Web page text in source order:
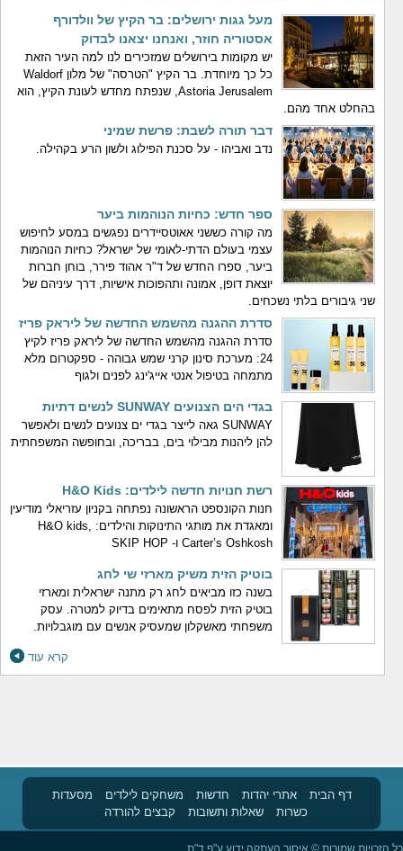
מעל גגות ירושלים: בר הקיץ של וולדורף
אסטוריה חוזר, ואנחנו יצאנו לבדוק
יש מקומות בירושלים שמזכירים לנו למה העיר הזאת
כל כך מיוחדת. בר הקיץ "הטרסה" של מלון Waldorf
Astoria Jerusalem, שנפתח מחדש לעונת הקיץ, הוא
בהחלט אחד מהם.
דבר תורה לשבת: פרשת שמיני
נדב ואביהו - על סכנת הפילוג ולשון הרע בקהילה.
ספר חדש: כחיות הנוהמות ביער
מה קורה כששני אאוטסיידרים נפגשים במסע לחיפוש
עצמי בעולם הדתי-לאומי של ישראל? כחיות הנוהמות
ביער, ספרו החדש של ד"ר אהוד פירר, בוחן חברות
יוצאת דופן, אמונה ותהפוכות אישיות, דרך עיניהם של
שני גיבורים בלתי נשכחים.
סדרת ההגנה מהשמש החדשה של ליראק פריז
סדרת ההגנה מהשמש החדשה של ליראק פריז לקיץ
24: מערכת סינון קרני שמש גבוהה - ספקטרום מלא
מתמחה בטיפול אנטי אייג'ינג לפנים ולגוף
בגדי הים הצנועים SUNWAY לנשים דתיות
SUNWAY גאה לייצר בגדי ים צנועים לנשים ולאפשר
להן ליהנות מבילוי בים, בבריכה, ובחופשה המשפחתית
רשת חנויות חדשה לילדים: H&O Kids
חנות הקונספט הראשונה נפתחה בקניון עזריאלי מודיעין
ומאגדת את מותגי התינוקות והילדים: H&O kids,
Carter’s Oshkosh ו- SKIP HOP
בוטיק הזית משיק מארזי שי לחג
בשנה כזו מביאים לחג רק מתנה ישראלית ומארזי
בוטיק הזית לפסח מתאימים בדיוק למטרה. עסק
משפחתי מאשקלון שמעסיק אנשים עם מוגבלויות.
קרא עוד
דף הבית אתרי יהדות חדשות משחקים לילדים
מסעדות
כשרות
שאלות ותשובות קבצים להורדה
כל הזכויות שמורות © איסור העתקה ידוע ע"פ ד"ת